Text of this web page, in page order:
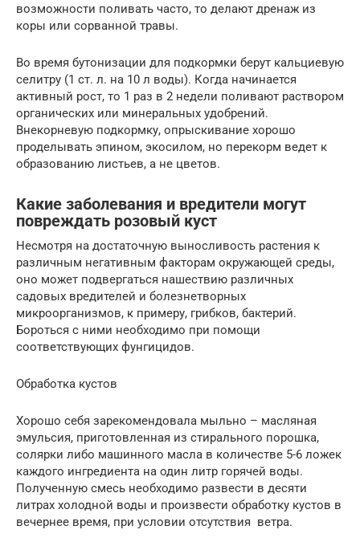
возможности поливать часто, то делают дренаж из
коры или сорванной травы.
Во время бутонизации для подкормки берут кальциевую
селитру (1 ст. л. на 10 л воды). Когда начинается
активный рост, то 1 раз в 2 недели поливают раствором
органических или минеральных удобрений.
Внекорневую подкормку, опрыскивание хорошо
проделывать эпином, экосилом, но перекорм ведет к
образованию листьев, а не цветов.
Какие заболевания и вредители могут
повреждать розовый куст
Несмотря на достаточную выносливость растения к
различным негативным факторам окружающей среды,
оно может подвергаться нашествию различных
садовых вредителей и болезнетворных
микроорганизмов, к примеру, грибков, бактерий.
Бороться с ними необходимо при помощи
соответствующих фунгицидов.
Обработка кустов
Хорошо себя зарекомендовала мыльно – масляная
эмульсия, приготовленная из стирального порошка,
солярки либо машинного масла в количестве 5-6 ложек
каждого ингредиента на один литр горячей воды.
Полученную смесь необходимо развести в десяти
литрах холодной воды и произвести обработку кустов в
вечернее время, при условии отсутствия ветра.